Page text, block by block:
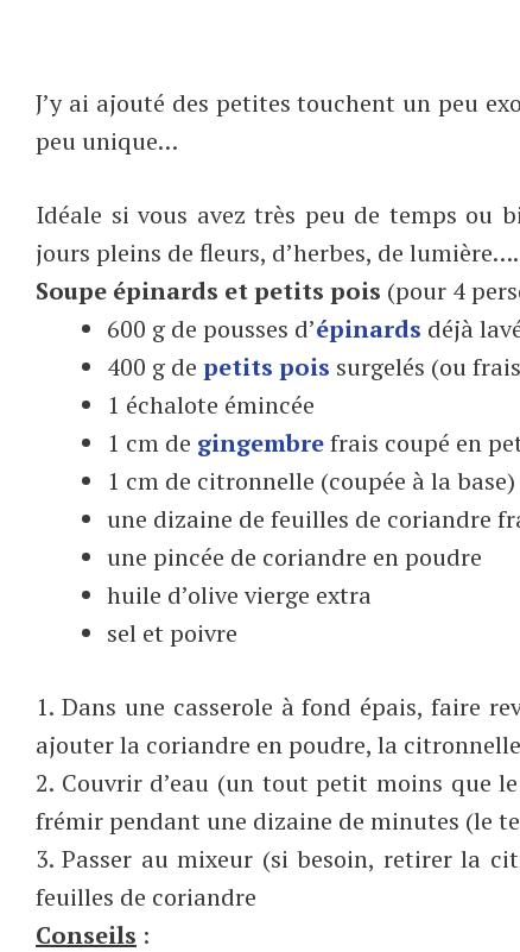
J’y ai ajouté des petites touchent un peu
peu unique…
Idéale si vous avez très peu de temps ou
jours pleins de fleurs, d’herbes, de lumière….
Soupe épinards et petits pois (pour 4
600 g de pousses d’épinards déjà
400 g de petits pois surgelés (ou
1 échalote émincée
1 cm de gingembrefrais coupé en
1 cm de citronnelle (coupée à la
une dizaine de feuilles de coriandre
une pincée de coriandre en poudre
huile d’olive vierge extra
sel et poivre
1. Dans une casserole à fond épais, faire
ajouter la coriandre en poudre, la
2. Couvrir d’eau (un tout petit moins que
frémir pendant une dizaine de minutes (le
3. Passer au mixeur (si besoin, retirer la
feuilles de coriandre
Conseils :